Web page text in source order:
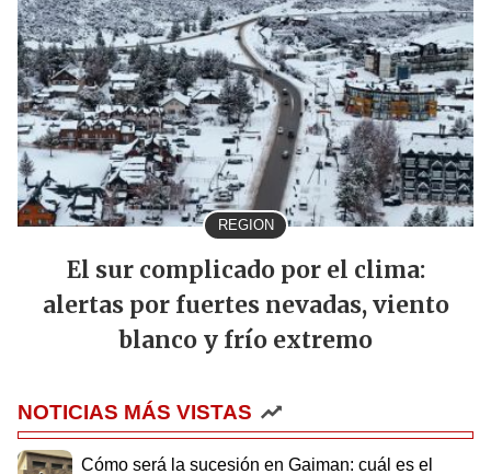
REGION
El sur complicado por el clima:
alertas por fuertes nevadas, viento
blanco y frío extremo
NOTICIAS MÁS VISTAS
Cómo será la sucesión en Gaiman: cuál es el